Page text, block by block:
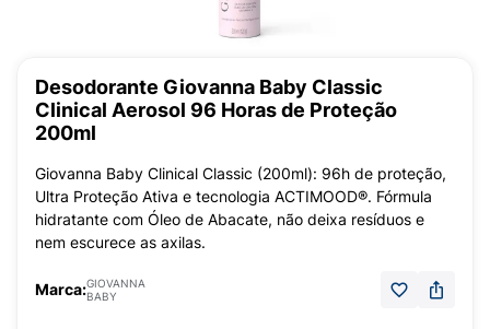
Desodorante Giovanna Baby Classic
Clinical Aerosol 96 Horas de Proteção
200ml
Giovanna Baby Clinical Classic (200ml): 96h de proteção,
Ultra Proteção Ativa e tecnologia ACTIMOOD®. Fórmula
hidratante com Óleo de Abacate, não deixa resíduos e
nem escurece as axilas.
Marca:GIOVANNA
BABY